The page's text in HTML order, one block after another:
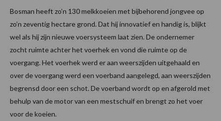
Bosman heeft zo’n 130 melkkoeien met bijbehorend jongvee op
zo’n zeventig hectare grond. Dat hij innovatief en handig is, blijkt
wel als hij zijn nieuwe voersysteem laat zien. De ondernemer
zocht ruimte achter het voerhek en vond die ruimte op de
voergang. Het voerhek werd er aan weerszijden uitgehaald en
over de voergang werd een voerband aangelegd, aan weerszijden
begrensd door een schot. De voerband wordt op en afgerold met
behulp van de motor van een mestschuif en brengt zo het voer
voor de koeien.